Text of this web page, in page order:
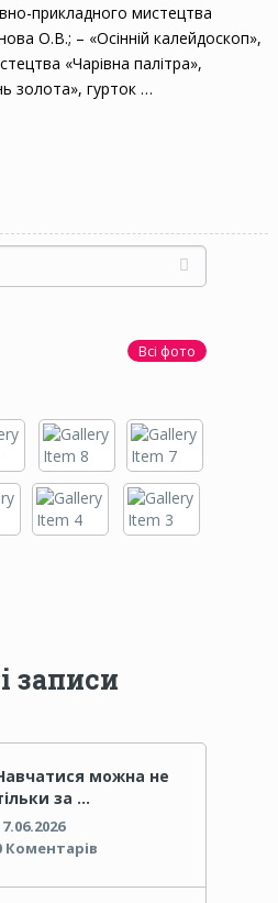
прикладного мистецтва
О.В.; – «Осінній калейдоскоп»,
«Чарівна палітра»,
золота», гурток …
Всі фото
записи
можна не
за …
Коментарів